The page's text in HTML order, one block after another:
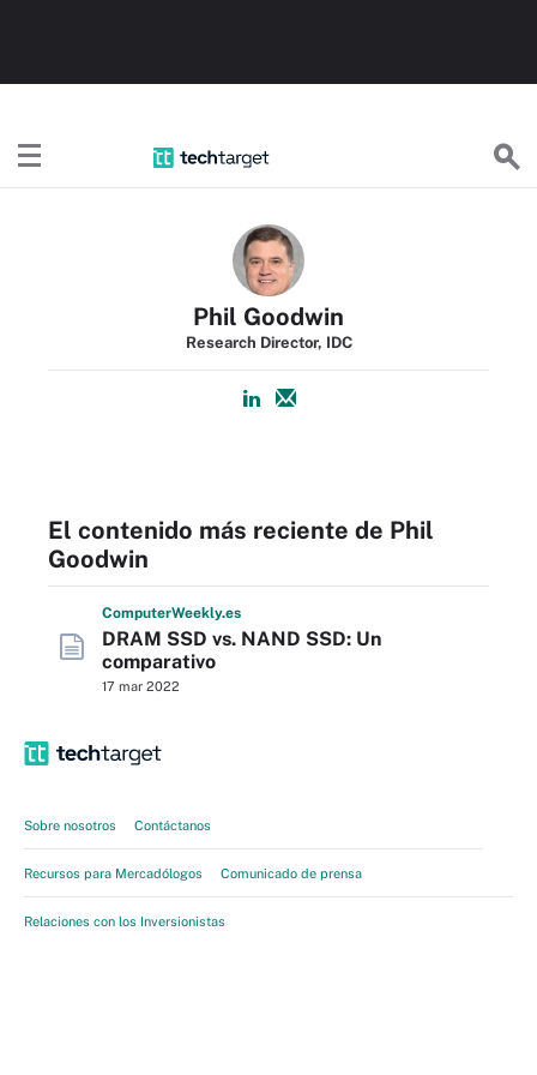
Phil Goodwin
Research Director, IDC
El contenido más reciente de Phil
Goodwin
ComputerWeekly.es
DRAM SSD vs. NAND SSD: Un
comparativo
17 mar 2022
Sobre nosotros Contáctanos
Recursos para Mercadólogos Comunicado de prensa
Relaciones con los Inversionistas